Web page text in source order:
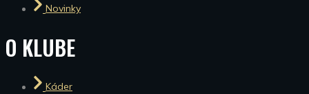
Novinky
O KLUBE
Káder